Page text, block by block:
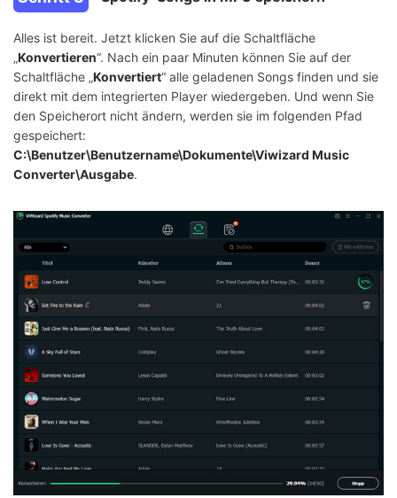
Alles ist bereit. Jetzt klicken Sie auf die Schaltfläche
„Konvertieren“. Nach ein paar Minuten können Sie auf der
Schaltfläche „Konvertiert“ alle geladenen Songs finden und sie
direkt mit dem integrierten Player wiedergeben. Und wenn Sie
den Speicherort nicht ändern, werden sie im folgenden Pfad
gespeichert:
C:\Benutzer\Benutzername\Dokumente\Viwizard Music
Converter\Ausgabe.